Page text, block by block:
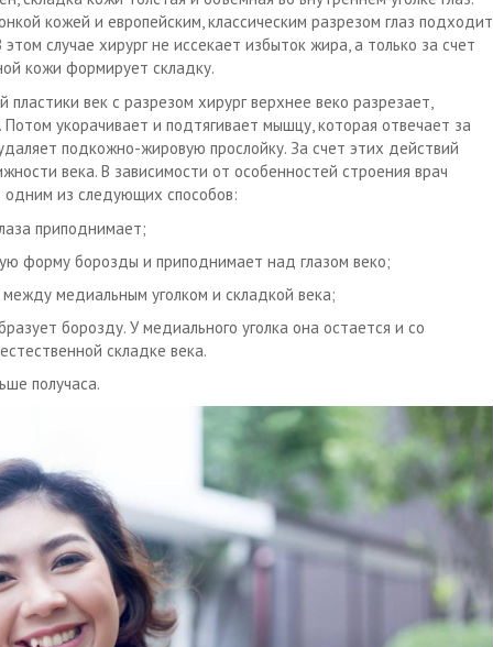
кожей и европейским, классическим разрезом глаз подходит
случае хирург не иссекает избыток жира, а только за счет
кожи формирует складку.
пластики век с разрезом хирург верхнее веко разрезает,
укорачивает и подтягивает мышцу, которая отвечает за
подкожно-жировую прослойку. За счет этих действий
века. В зависимости от особенностей строения врач
одним из следующих способов:
приподнимает;
форму борозды и приподнимает над глазом веко;
медиальным уголком и складкой века;
борозду. У медиального уголка она остается и со
складке века.
получаса.